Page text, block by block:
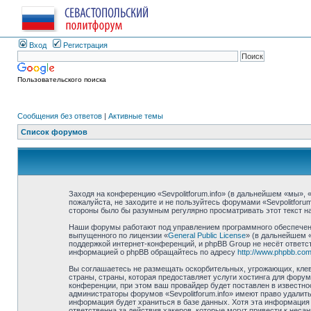
Вход Регистрация
Пользовательского поиска
Сообщения без ответов | Активные темы
Список форумов
Заходя на конференцию «Sevpolitforum.info» (в дальнейшем «мы»,
пожалуйста, не заходите и не пользуйтесь форумами
стороны было бы разумным регулярно просматривать этот текст
Наши форумы работают под управлением программного
выпущенного по лицензии «General Public License» (в дальнейшем
поддержкой интернет-конференций, и phpBB Group не несёт
информацией о phpBB обращайтесь по адресу http://
Вы соглашаетесь не размещать оскорбительных, угрожающих,
страны, страны, которая предоставляет услуги хостинга для
конференции, при этом ваш провайдер будет поставлен в
администраторы форумов «Sevpolitforum.info» имеют право
информация будет храниться в базе данных. Хотя эта